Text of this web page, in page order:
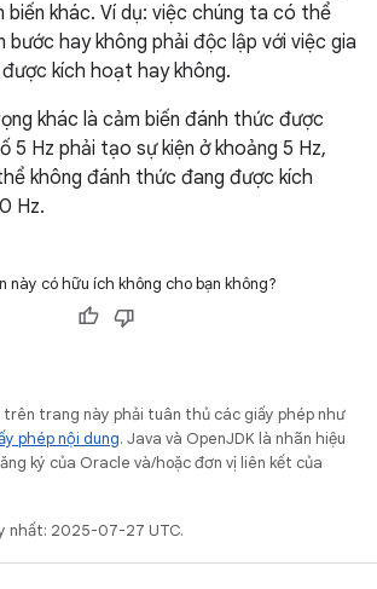
khác. Ví dụ: việc chúng ta có thể
bước hay không phải độc lập với việc gia
kích hoạt hay không.
khác là cảm biến đánh thức được
5 Hz phải tạo sự kiện ở khoảng 5 Hz,
không đánh thức đang được kích
Hz.
này có hữu ích không cho bạn không?
trên trang này phải tuân thủ các giấy phép như
phép nội dung. Java và OpenJDK là nhãn hiệu
ký của Oracle và/hoặc đơn vị liên kết của
nhất: 2025-07-27 UTC.